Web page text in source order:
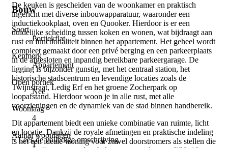
De keuken is gescheiden van de woonkamer en praktisch
ingericht met diverse inbouwapparatuur, waaronder een
inductiekookplaat, oven en Quooker. Hierdoor is er een
duidelijke scheiding tussen koken en wonen, wat bijdraagt aan
rust en functionaliteit binnen het appartement. Het geheel wordt
compleet gemaakt door een privé berging en een parkeerplaats
in de afgesloten en inpandig bereikbare parkeergarage. De
ligging is bijzonder gunstig, met het centraal station, het
historische stadscentrum en levendige locaties zoals de
Twijnstraat, Ledig Erf en het groene Zocherpark op
loopafstand. Hierdoor woon je in alle rust, met alle
voorzieningen en de dynamiek van de stad binnen handbereik.
Dit appartement biedt een unieke combinatie van ruimte, licht
en locatie. Dankzij de royale afmetingen en praktische indeling
is het een ideale woning voor zowel doorstromers als stellen die
Bouw
Soort
Portiekflat
Kenmerk
Appartement
Open portiek
Nee
Woonlaag
4
Aantal woonlagen
1
+ Lees de volledige omschrijving